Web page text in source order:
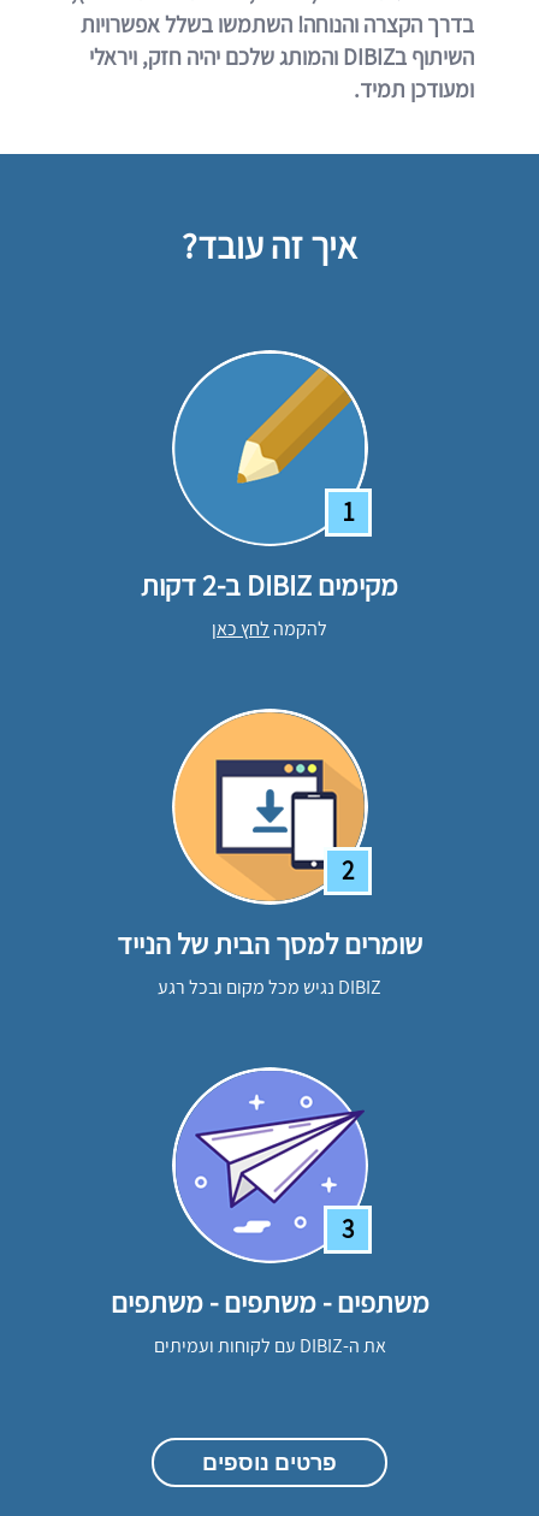
בדרך הקצרה והנוחה! השתמשו בשלל אפשרויות
השיתוף בDIBIZ והמותג שלכם יהיה חזק, ויראלי
ומעודכן תמיד.
איך זה עובד?
1
מקימים DIBIZ ב-2 דקות
להקמה לחץ כאן
2
שומרים למסך הבית של הנייד
DIBIZ נגיש מכל מקום ובכל רגע
3
משתפים - משתפים - משתפים
את ה-DIBIZ עם לקוחות ועמיתים
פרטים נוספים